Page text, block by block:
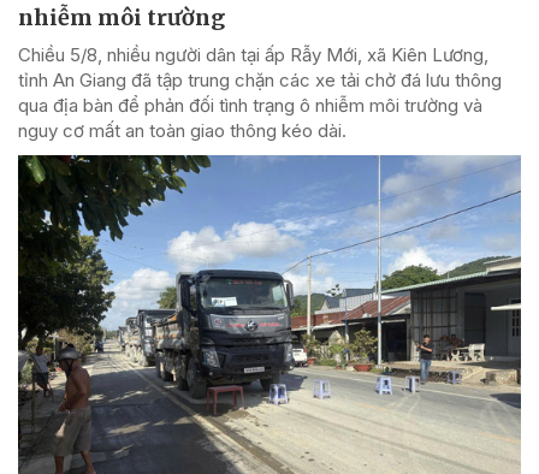
nhiễm môi trường
Chiều 5/8, nhiều người dân tại ấp Rẫy Mới, xã Kiên Lương,
tỉnh An Giang đã tập trung chặn các xe tải chở đá lưu thông
qua địa bàn để phản đối tình trạng ô nhiễm môi trường và
nguy cơ mất an toàn giao thông kéo dài.